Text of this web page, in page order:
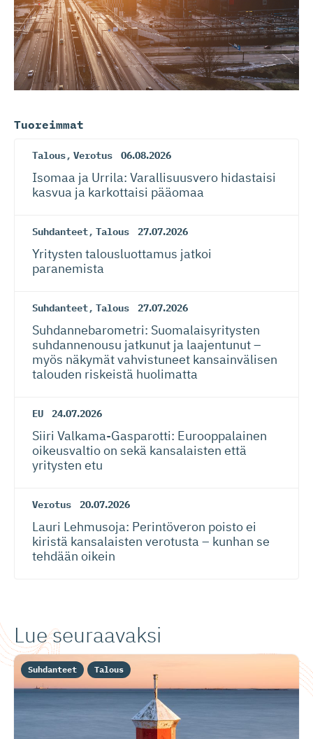
Tuoreimmat
Talous, Verotus 06.08.2026
Isomaa ja Urrila: Varallisuusvero hidastaisi
kasvua ja karkottaisi pääomaa
Suhdanteet, Talous 27.07.2026
Yritysten talousluottamus jatkoi
paranemista
Suhdanteet, Talous 27.07.2026
Suhdanneba­ro­metri: Suomalaisy­ri­tysten
suhdannenousu jatkunut ja laajentunut –
myös näkymät vahvistuneet kansainvälisen
talouden riskeistä huolimatta
EU 24.07.2026
Siiri Valkama-Gas­pa­rotti: Eurooppalainen
oikeusvaltio on sekä kansalaisten että
yritysten etu
Verotus 20.07.2026
Lauri Lehmusoja: Perintöveron poisto ei
kiristä kansalaisten verotusta – kunhan se
tehdään oikein
Lue seuraavaksi
Suhdanteet Talous